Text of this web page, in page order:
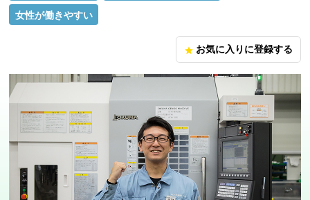
女性が働きやすい
star お気に入りに登録する